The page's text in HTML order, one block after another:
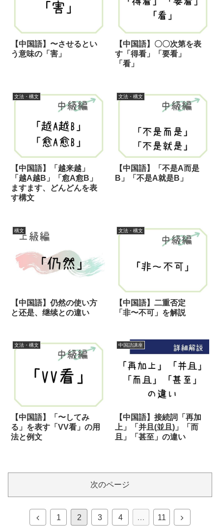
【中国語】〜させるとい
う意味の「害」
【中国語】〇〇次第を表
す「得看」「要看」
「看」
文法・構文
【中国語】「越来越」
「越A越B」「愈A愈B」
ますます、どんどんを表
す構文
文法・構文
【中国語】「不是A而是
B」「不是A就是B」
構文
【中国語】仍然の使い方
と还是、继续との違い
文法・構文
【中国語】二重否定
「非〜不可」を解説
文法・構文
【中国語】「〜してみ
る」を表す「VV看」の用
法と例文
中国語講座
【中国語】接続詞「再加
上」「并且(並且)」「而
且」「甚至」の違い
次のページ
前 1 2 3 4 … 11 次